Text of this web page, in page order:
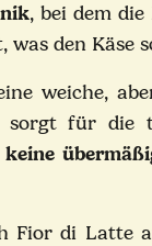
, bei dem
den Käse
weiche,
für die
keine
Fior di